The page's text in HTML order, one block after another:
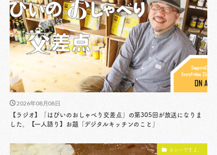
2026年08月08日
【ラジオ】「はぴいのおしゃべり交差点」の第305回が放送になりま
した。【一人語り】お題「デジタルキッチンのこと」
カレーですよ。